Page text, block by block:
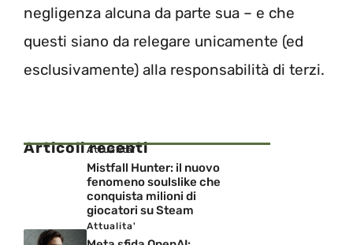
negligenza alcuna da parte sua – e che
questi siano da relegare unicamente (ed
esclusivamente) alla responsabilità di terzi.
Articoli recenti
Attualita'
Mistfall Hunter: il nuovo
fenomeno soulslike che
conquista milioni di
giocatori su Steam
Attualita'